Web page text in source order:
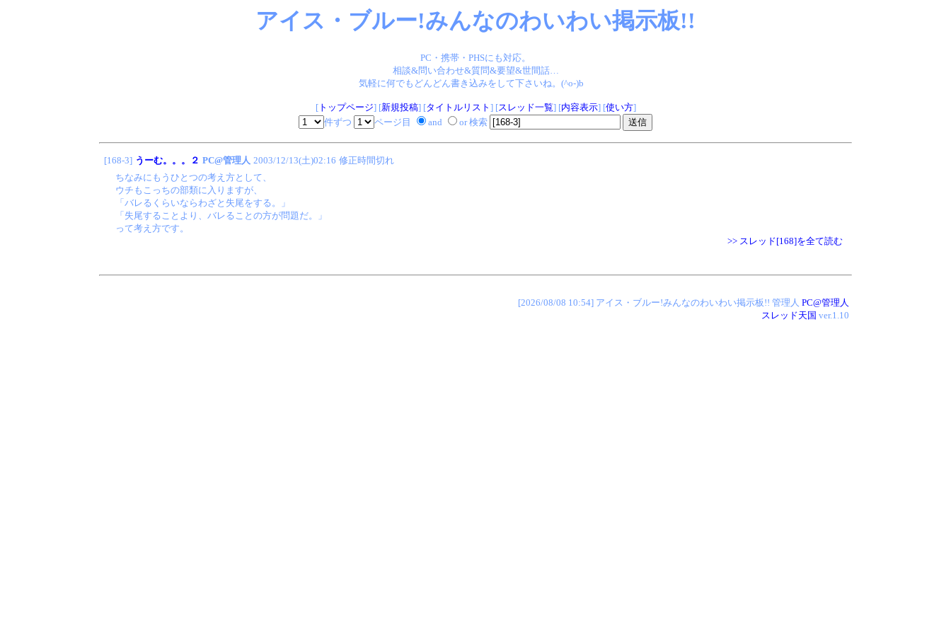
アイス・ブルー!みんなのわいわい掲示板!!
PC・携帯・PHSにも対応。
相談&問い合わせ&質問&要望&世間話…
気軽に何でもどんどん書き込みをして下さいね。(^o-)b
[トップページ] [新規投稿] [タイトルリスト ] [スレッド一覧] [内容表示] [使い方]
件ずつ
ページ目 and or 検索
[168-3] うーむ。。。２ PC@管理人 2003/12/13(土)02:16 修正時間切れ
ちなみにもうひとつの考え方として、
ウチもこっちの部類に入りますが、
「バレるくらいならわざと失尾をする。」
「失尾することより、バレることの方が問題だ。」
って考え方です。
>> スレッド[168]を全て読む
[2026/08/08 10:54] アイス・ブルー!みんなのわいわい掲示板!! 管理人 PC@管理人
スレッド天国 ver.1.10